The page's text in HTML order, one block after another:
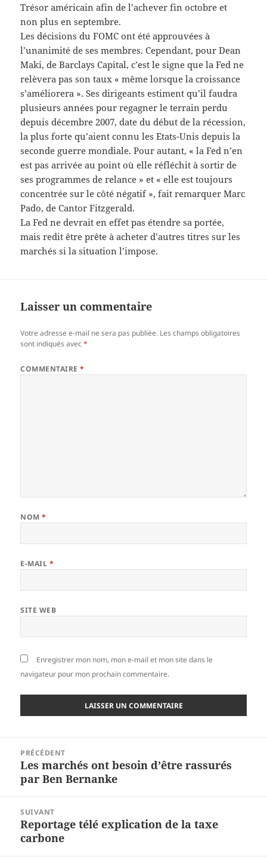
Trésor américain afin de l’achever fin octobre et
non plus en septembre.
Les décisions du FOMC ont été approuvées à
l’unanimité de ses membres. Cependant, pour Dean
Maki, de Barclays Capital, c’est le signe que la Fed ne
relèvera pas son taux « même lorsque la croissance
s’améliorera ». Ses dirigeants estiment qu’il faudra
plusieurs années pour regagner le terrain perdu
depuis décembre 2007, date du début de la récession,
la plus forte qu’aient connu les Etats-Unis depuis la
seconde guerre mondiale. Pour autant, « la Fed n’en
est pas arrivée au point où elle réfléchit à sortir de
ses programmes de relance » et « elle est toujours
concentrée sur le côté négatif », fait remarquer Marc
Pado, de Cantor Fitzgerald.
La Fed ne devrait en effet pas étendre sa portée,
mais redit être prête à acheter d’autres titres sur les
marchés si la situation l’impose.
Laisser un commentaire
Votre adresse e-mail ne sera pas publiée. Les champs obligatoires
sont indiqués avec*
COMMENTAIRE*
NOM*
E-MAIL *
SITE WEB
Enregistrer mon nom, mon e-mail et mon site dans le
navigateur pour mon prochain commentaire.
l’article
PRÉCÉDENT
Article
précédent :
Les marchés ont besoin d’être rassurés
par Ben Bernanke
SUIVANT
Article
suivant :
Reportage télé explication de la taxe
carbone